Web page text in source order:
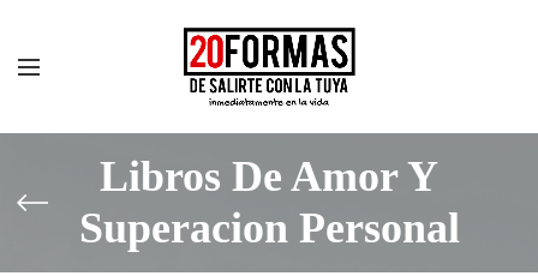
Libros De Amor Y
Superacion Personal